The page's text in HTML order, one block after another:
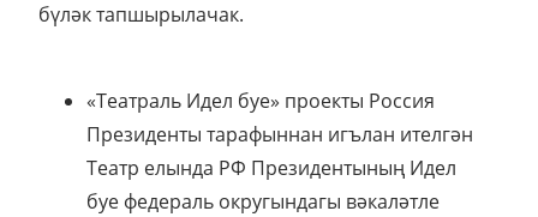
бүләк тапшырылачак.
«Театраль Идел буе» проекты Россия
Президенты тарафыннан игълан ителгән
Театр елында РФ Президентының Идел
буе федераль округындагы вәкаләтле